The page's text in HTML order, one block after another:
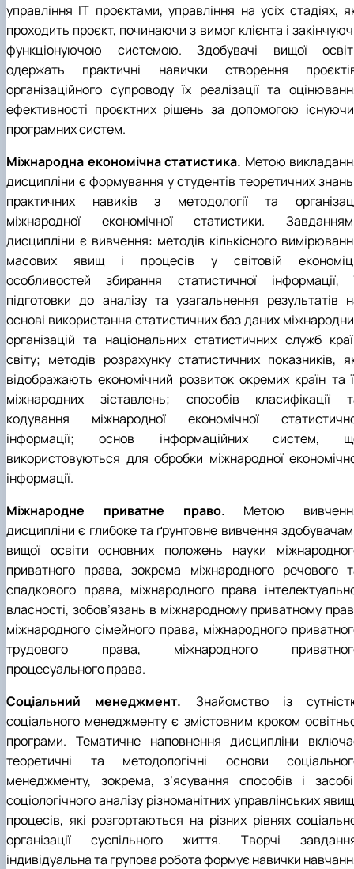
управління IT проєктами, управління на усіх стадіях,
проходить проєкт, починаючи з вимог клієнта і
функціонуючою системою. Здобувачі вищої
одержать практичні навички створення
організаційного супроводу їх реалізації та
ефективності проєктних рішень за допомогою
програмних систем.
Міжнародна економічна статистика. Метою
дисципліни є формування у студентів теоретичних знань
практичних навиків з методології та
міжнародної економічної статистики.
дисципліни є вивчення: методів кількісного
масових явищ і процесів у світовій
особливостей збирання статистичної інформації,
підготовки до аналізу та узагальнення результатів
основі використання статистичних баз даних
організацій та національних статистичних служб
світу; методів розрахунку статистичних показників,
відображають економічний розвиток окремих країн та
міжнародних зіставлень; способів класифікації
кодування міжнародної економічної
інформації; основ інформаційних систем,
використовуються для обробки міжнародної
інформації.
Міжнародне приватне право. Метою
дисципліни є глибоке та ґрунтовне вивчення
вищої освіти основних положень науки
приватного права, зокрема міжнародного речового
спадкового права, міжнародного права
власності, зобов’язань в міжнародному приватному
міжнародного сімейного права, міжнародного
трудового права, міжнародного
процесуального права.
Соціальний менеджмент. Знайомство із
соціального менеджменту є змістовним кроком
програми. Тематичне наповнення дисципліни
теоретичні та методологічні основи
менеджменту, зокрема, з’ясування способів і
соціологічного аналізу різноманітних управлінських явищ
процесів, які розгортаються на різних рівнях
організації суспільного життя. Творчі
індивідуальна та групова робота формує навички